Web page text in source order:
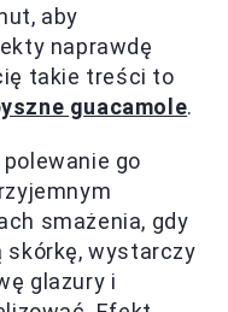
aby
naprawdę
takie treści to
guacamole.
go
smażenia, gdy
skórkę, wystarczy
glazury i